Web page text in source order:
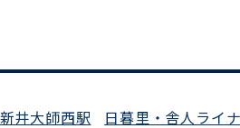
井大師西駅 日暮里・舎人ライ